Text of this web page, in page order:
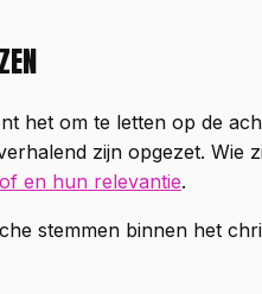
het om te letten op de
zijn opgezet.
en hun relevantie.
stemmen binnen het